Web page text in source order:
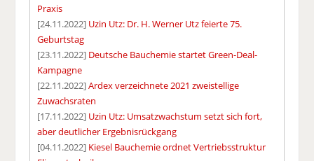
Praxis
[24.11.2022] Uzin Utz: Dr. H. Werner Utz feierte 75.
Geburtstag
[23.11.2022] Deutsche Bauchemie startet Green-Deal-
Kampagne
[22.11.2022]Ardex verzeichnete 2021 zweistellige
Zuwachsraten
[17.11.2022] Uzin Utz: Umsatzwachstum setzt sich fort,
aber deutlicher Ergebnisrückgang
[04.11.2022] Kiesel Bauchemie ordnet Vertriebsstruktur